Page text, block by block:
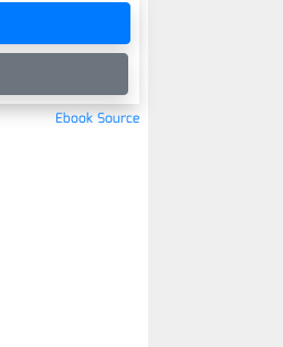
Ebook Source